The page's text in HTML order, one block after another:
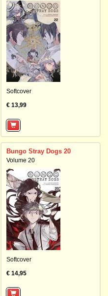
Softcover
€ 13,99
Bungo Stray Dogs 20
Volume 20
Softcover
€ 14,95